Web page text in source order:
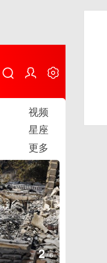
视频
星座
更多
2/6